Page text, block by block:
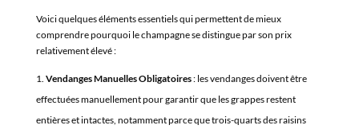
Voici quelques éléments essentiels qui permettent de mieux
comprendre pourquoi le champagne se distingue par son prix
relativement élevé :
Vendanges Manuelles Obligatoires: les vendanges doivent être
effectuées manuellement pour garantir que les grappes restent
entières et intactes, notamment parce que trois-quarts des raisins